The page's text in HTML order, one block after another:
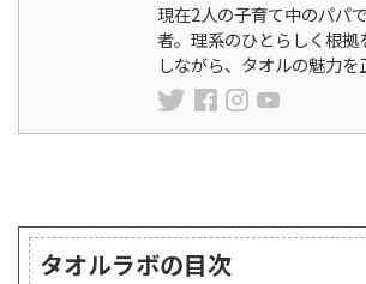
現在2人の子育て中のパパ
者。理系のひとらしく根拠
しながら、タオルの魅力を
タオルラボの目次